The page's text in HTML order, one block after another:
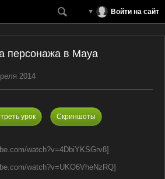
Войти на сайт
персонажа в Maya
2014
урок Скриншоты
watch?v=4DbiYKSGrv8]
watch?v=UKO6VheNzRQ]